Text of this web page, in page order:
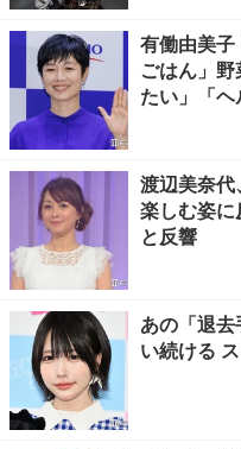
有働由美
ごはん」
たい」「
渡辺美奈
楽しむ姿に
と反響
あの「退
い続ける